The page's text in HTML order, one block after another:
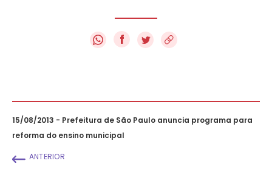
f
15/08/2013 - Prefeitura de São Paulo anuncia programa para
reforma do ensino municipal
ANTERIOR